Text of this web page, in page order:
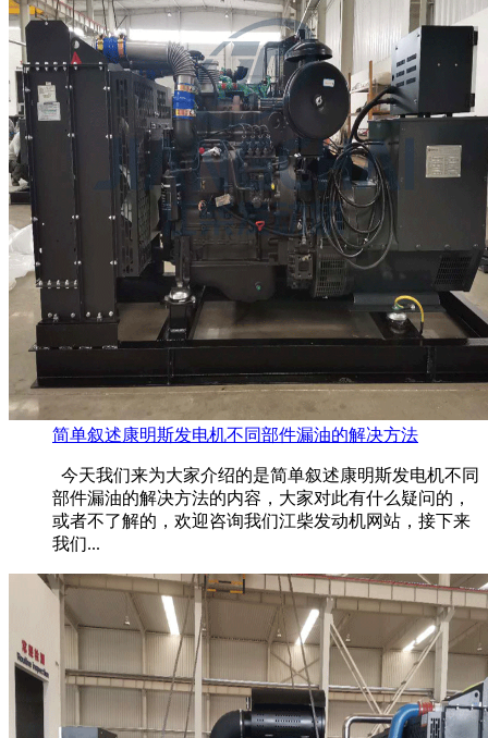
简单叙述康明斯发电机不同部件漏油的解决方法
今天我们来为大家介绍的是简单叙述康明斯发电机不同
部件漏油的解决方法的内容，大家对此有什么疑问的，
或者不了解的，欢迎咨询我们江柴发动机网站，接下来
我们...